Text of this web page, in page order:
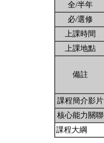
全/半年
必/選修
上課時間
上課地點
備註
課程簡介影片
核心能力關聯
課程大綱